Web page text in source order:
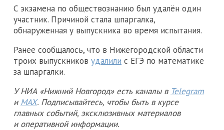
С экзамена по обществознанию был удалён один
участник. Причиной стала шпаргалка,
обнаруженная у выпускника во время испытания.
Ранее сообщалось, что в Нижегородской области
троих выпускников удалили с ЕГЭ по математике
за шпаргалки.
У НИА «Нижний Новгород» есть каналы в Telegram
и MAX. Подписывайтесь, чтобы быть в курсе
главных событий, эксклюзивных материалов
и оперативной информации.